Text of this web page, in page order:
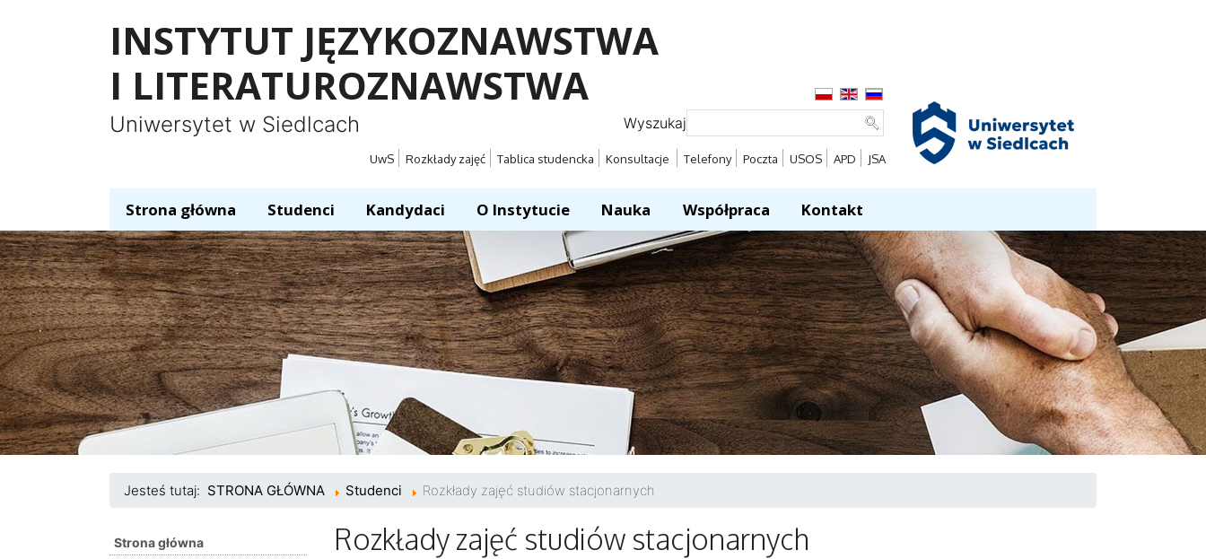
INSTYTUT JĘZYKOZNAWSTWA
I LITERATUROZNAWSTWA
Uniwersytet w Siedlcach Wyszukaj
UwS Rozkłady zajęć Tablica studencka Konsultacje Telefony Poczta USOS APD JSA
Strona główna Studenci Kandydaci O Instytucie Nauka Współpraca Kontakt
Jesteś tutaj: STRONA GŁÓWNA Studenci Rozkłady zajęć studiów stacjonarnych
Strona główna
Rozkłady zajęć studiów stacjonarnych